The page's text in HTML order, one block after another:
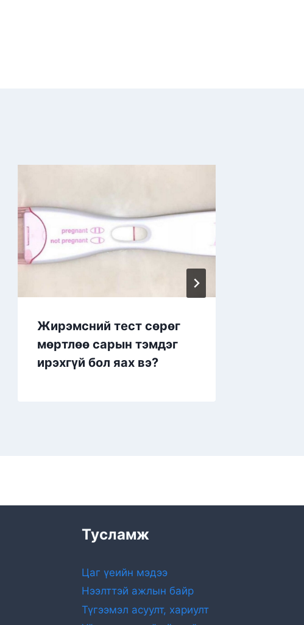
Жирэмсний тест сөрөг
мөртлөө сарын тэмдэг
ирэхгүй бол яах вэ?
Тусламж
Цаг үеийн мэдээ
Нээлттэй ажлын байр
Түгээмэл асуулт, хариулт